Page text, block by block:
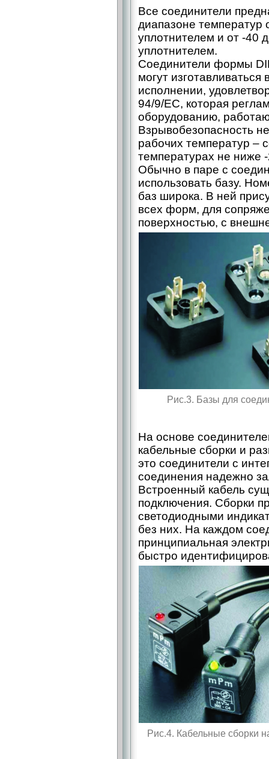
Все соединители
диапазоне температур
уплотнителем и от -40
уплотнителем.
Соединители формы
могут
исполнении,
94/9/EC, которая
оборудованию,
Взрывобезопасность
рабочих температур –
температурах не ниже
Обычно в паре с
использовать базу.
баз широка. В ней
всех форм, для
поверхностью, с
Рис.3. Базы для
На основе
кабельные сборки и
это соединители с
соединения надежно
Встроенный кабель
подключения. Сборки
светодиодными
без них. На каждом
принципиальная
быстро
Рис.4. Кабельные сборки